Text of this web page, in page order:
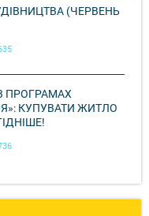
(ЧЕРВЕНЬ
ПРОГРАМАХ
КУПУВАТИ ЖИТЛО